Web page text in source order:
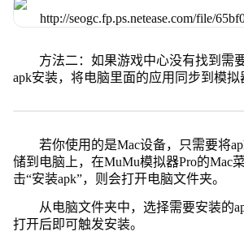
方法二：如果游戏中心没有找到需
apk安装，将电脑里面的应用同步到模拟
若你使用的是Mac设备，只需要将
储到电脑上，在MuMu模拟器Pro的Mac
击“安装apk”，则会打开电脑文件夹。
从电脑文件夹中，选择需要安装的
打开后即可触发安装。